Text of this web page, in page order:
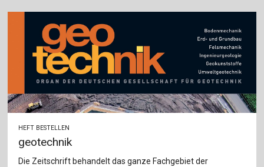
HEFT BESTELLEN
geotechnik
Die Zeitschrift behandelt das ganze Fachgebiet der